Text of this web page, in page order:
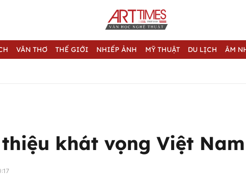
VĂN THƠ THẾ GIỚI NHIẾP ẢNH MỸ THUẬT DU LỊCH ÂM
khát vọng Việt Nam